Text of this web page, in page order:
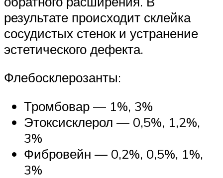
результате происходит склейка
сосудистых стенок и устранение
эстетического дефекта.
Флебосклерозанты:
Тромбовар — 1%, 3%
Этоксисклерол — 0,5%, 1,2%,
3%
Фибровейн — 0,2%, 0,5%, 1%,
3%